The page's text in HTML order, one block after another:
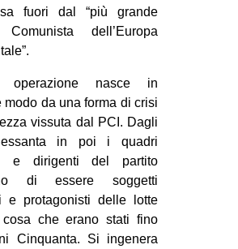
fuori dal “più grande
Comunista dell’Europa
operazione nasce in
modo da una forma di crisi
vissuta dal PCI. Dagli
in poi i quadri
e dirigenti del partito
di essere soggetti
e protagonisti delle lotte
che erano stati fino
Cinquanta. Si ingenera